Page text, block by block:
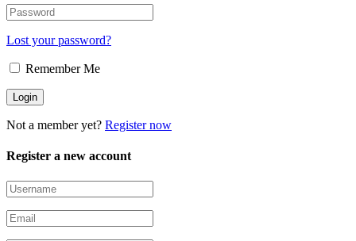
Lost your password?
Remember Me
Not a member yet? Register now
Register a new account